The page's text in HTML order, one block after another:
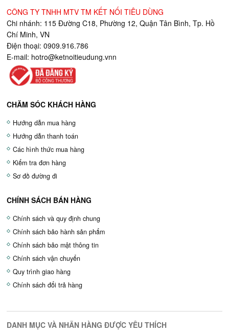
CÔNG TY TNHH MTV TM KẾT NỐI TIÊU DÙNG
Chi nhánh: 115 Đường C18, Phường 12, Quận Tân Bình, Tp. Hồ
Chí Minh, VN
Điện thoại: 0909.916.786
E-mail: hotro@ketnoitieudung.vnn
CHĂM SÓC KHÁCH HÀNG
Hướng dẫn mua hàng
Hướng dẫn thanh toán
Các hình thức mua hàng
Kiểm tra đơn hàng
Sơ đồ đường đi
CHÍNH SÁCH BÁN HÀNG
Chính sách và quy định chung
Chính sách bảo hành sản phẩm
Chính sách bảo mật thông tin
Chính sách vận chuyển
Quy trình giao hàng
Chính sách đổi trả hàng
DANH MỤC VÀ NHÃN HÀNG ĐƯỢC YÊU THÍCH